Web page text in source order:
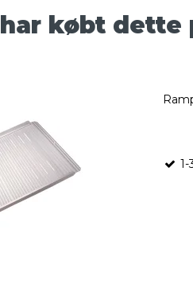
købt
1-